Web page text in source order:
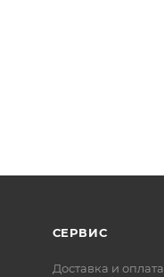
СЕРВИС
Доставка и оплата